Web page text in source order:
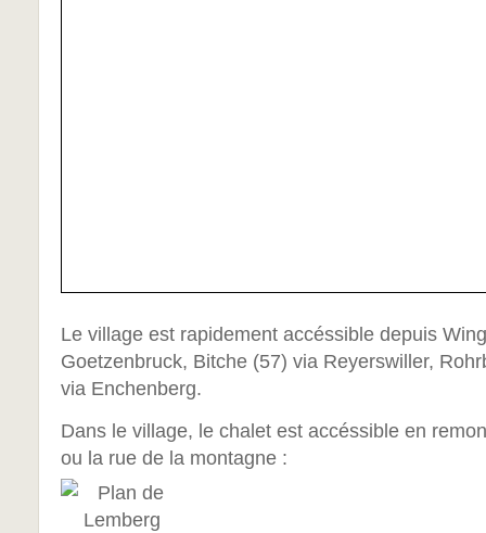
Le village est rapidement accéssible depuis
Goetzenbruck, Bitche (57) via Reyerswiller,
via Enchenberg.
Dans le village, le chalet est accéssible en
ou la rue de la montagne :